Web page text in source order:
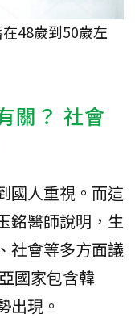
48歲到50歲左
關？ 社會
國人重視。而這
銘醫師說明，生
社會等多方面議
國家包含韓
出現。